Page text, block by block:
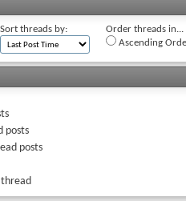
Sort threads by:
Order threads in...
Ascending
posts
posts
thread